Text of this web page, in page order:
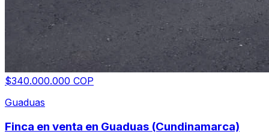
$340.000.000 COP
Guaduas
Finca en venta en Guaduas (Cundinamarca)